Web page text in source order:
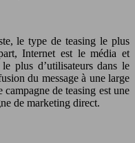
le type de teasing le plus
Internet est le média et
plus d’utilisateurs dans le
du message à une large
de teasing est une
de marketing direct.